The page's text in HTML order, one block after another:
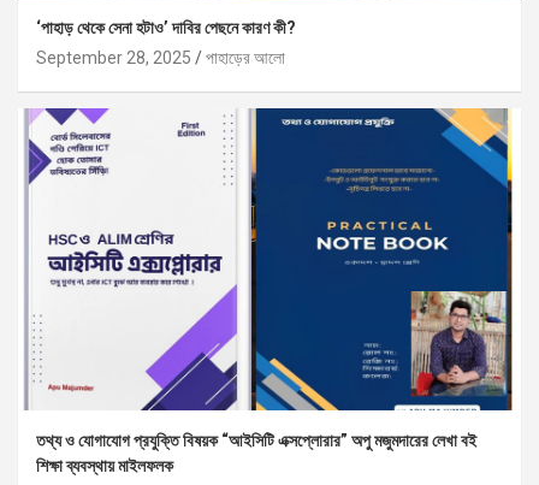
‘পাহাড় থেকে সেনা হটাও’ দাবির পেছনে কারণ কী?
September 28, 2025
পাহাড়ের আলো
তথ্য ও যোগাযোগ প্রযুক্তি বিষয়ক “আইসিটি এক্সপ্লোরার” অপু মজুমদারের লেখা বই
শিক্ষা ব্যবস্থায় মাইলফলক